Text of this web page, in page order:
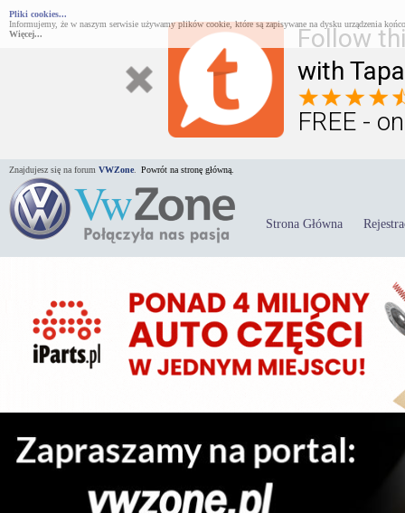
Follow
with
FREE -
Pliki cookies...
Informujemy, że w naszym serwisie używamy plików cookie, które są zapisywane na dysku urządzenia
Więcej...
Znajdujesz się na forum VWZone Powrót na stronę główną.
Strona Główna